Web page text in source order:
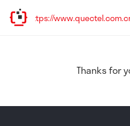
址：https://
Thanks for